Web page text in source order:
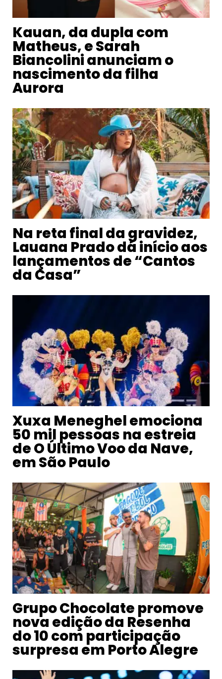
Kauan, da dupla com
Matheus, e Sarah
Biancolini anunciam o
nascimento da filha
Aurora
Na reta final da gravidez,
Lauana Prado dá início aos
lançamentos de “Cantos
da Casa”
Xuxa Meneghel emociona
50 mil pessoas na estreia
de O Último Voo da Nave,
em São Paulo
Grupo Chocolate promove
nova edição da Resenha
do 10 com participação
surpresa em Porto Alegre